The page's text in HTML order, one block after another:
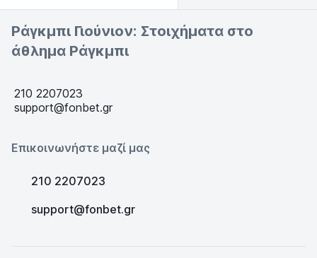
Ράγκμπι Γιούνιον: Στοιχήματα στο
άθλημα Ράγκμπι
210 2207023
support@fonbet.gr
Επικοινωνήστε μαζί μας
210 2207023
support@fonbet.gr